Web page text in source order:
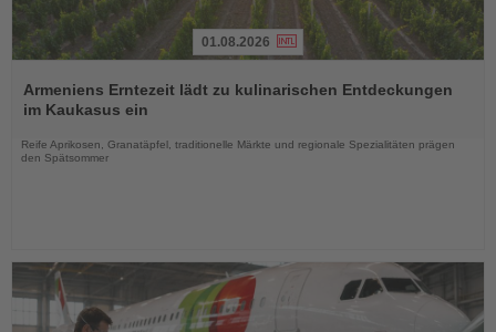
Sie
die
01.08.2026
Armeniens Erntezeit lädt zu kulinarischen Entdeckungen
im Kaukasus ein
Reife Aprikosen, Granatäpfel, traditionelle Märkte und regionale Spezialitäten prägen
den Spätsommer